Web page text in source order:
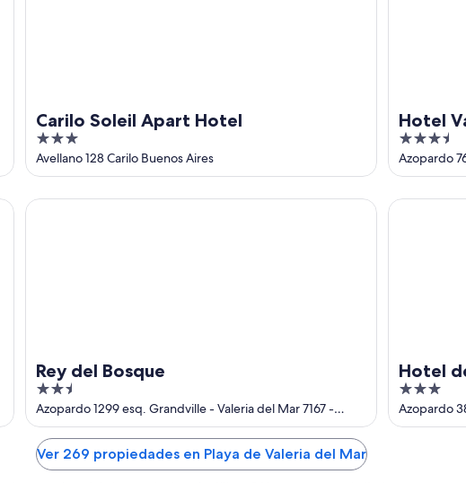
Carilo Soleil Apart Hotel
3
out
of
5
Avellano 128 Carilo Buenos Aires
Hotel
3.5
out
of
5
Azopardo
Rey del Bosque
2.5
out
of
5
Azopardo 1299 esq. Grandville - Valeria del Mar 7167 -
Pinamar - Buenos Aires - Argentina Valeria del Mar Buenos
Aires Province
Rey del Bosque
Hotel
3
out
of
Azopardo
Hotel del
Ver 269 propiedades en Playa de Valeria del Mar